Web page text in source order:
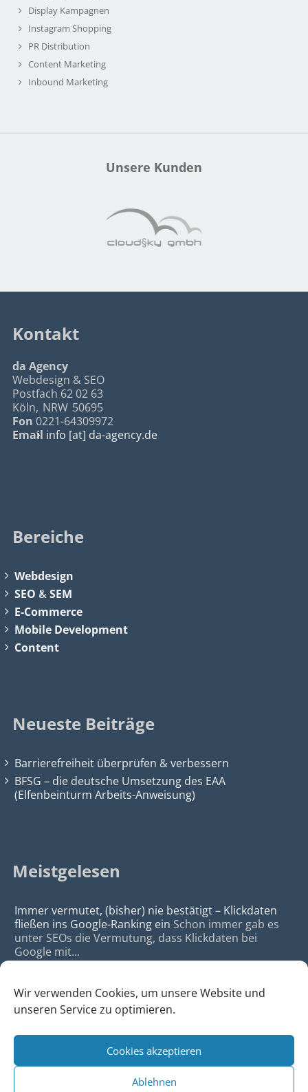
Wir verwenden Cookies, um unsere Website und
unseren Service zu optimieren.
Cookies akzeptieren
Ablehnen
Display Kampagnen
Instagram Shopping
PR Distribution
Content Marketing
Inbound Marketing
Unsere Kunden
Kontakt
da Agency
Webdesign & SEO
Postfach 62 02 63
Köln, NRW 50695
Fon 0221-64309972
Email info [at] da-agency.de
Bereiche
Webdesign
SEO &SEM
E-Commerce
Mobile Development
Content
Neueste Beiträge
Barrierefreiheit überprüfen & verbessern
BFSG – die deutsche Umsetzung des EAA
(Elfenbeinturm Arbeits-Anweisung)
Meistgelesen
Immer vermutet, (bisher) nie bestätigt – Klickdaten
fließen ins Google-Ranking ein Schon immer gab es
unter SEOs die Vermutung, dass Klickdaten bei
Google mit...
da Agency - Webagentur für Webdesign & SEO, Köln